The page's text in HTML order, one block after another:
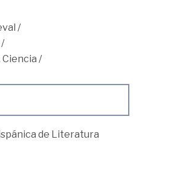
/
Ciencia /
de Literatura